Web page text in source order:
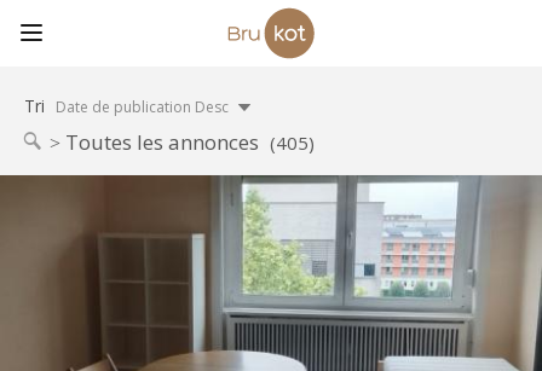
Tri Date de publication Desc
Toutes les annonces (405)
Infos Pratiques
Loyer:
620 €
120 €
Durée:
12 mois, 11 mois, 10 mois, 5-6 mois
Domiciliation:
Sous conditions
Aménagement